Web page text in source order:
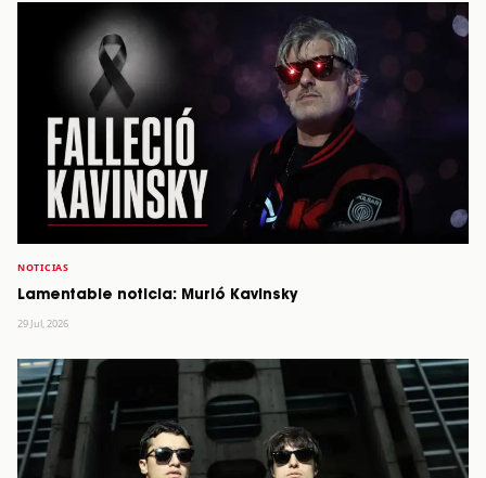
NOTICIAS
Lamentable noticia: Murió Kavinsky
29 Jul, 2026